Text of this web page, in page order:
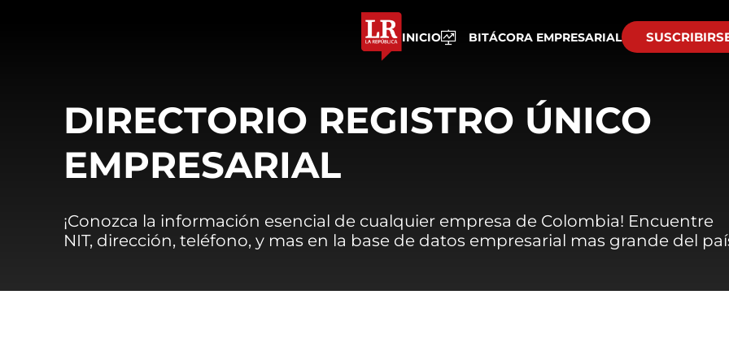
INICIO BITÁCORA EMPRESARIAL
DIRECTORIO REGISTRO ÚNICO
EMPRESARIAL
¡Conozca la información esencial de cualquier empresa de Colombia! Encuentre
NIT, dirección, teléfono, y mas en la base de datos empresarial mas grande del